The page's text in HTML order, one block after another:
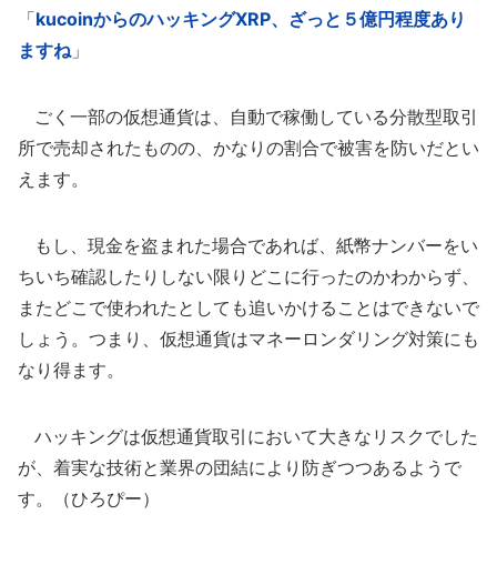
「kucoinからのハッキングXRP、ざっと５億円程度あり
ますね」
ごく一部の仮想通貨は、自動で稼働している分散型取引
所で売却されたものの、かなりの割合で被害を防いだとい
えます。
もし、現金を盗まれた場合であれば、紙幣ナンバーをい
ちいち確認したりしない限りどこに行ったのかわからず、
またどこで使われたとしても追いかけることはできないで
しょう。つまり、仮想通貨はマネーロンダリング対策にも
なり得ます。
ハッキングは仮想通貨取引において大きなリスクでした
が、着実な技術と業界の団結により防ぎつつあるようで
す。（ひろぴー）